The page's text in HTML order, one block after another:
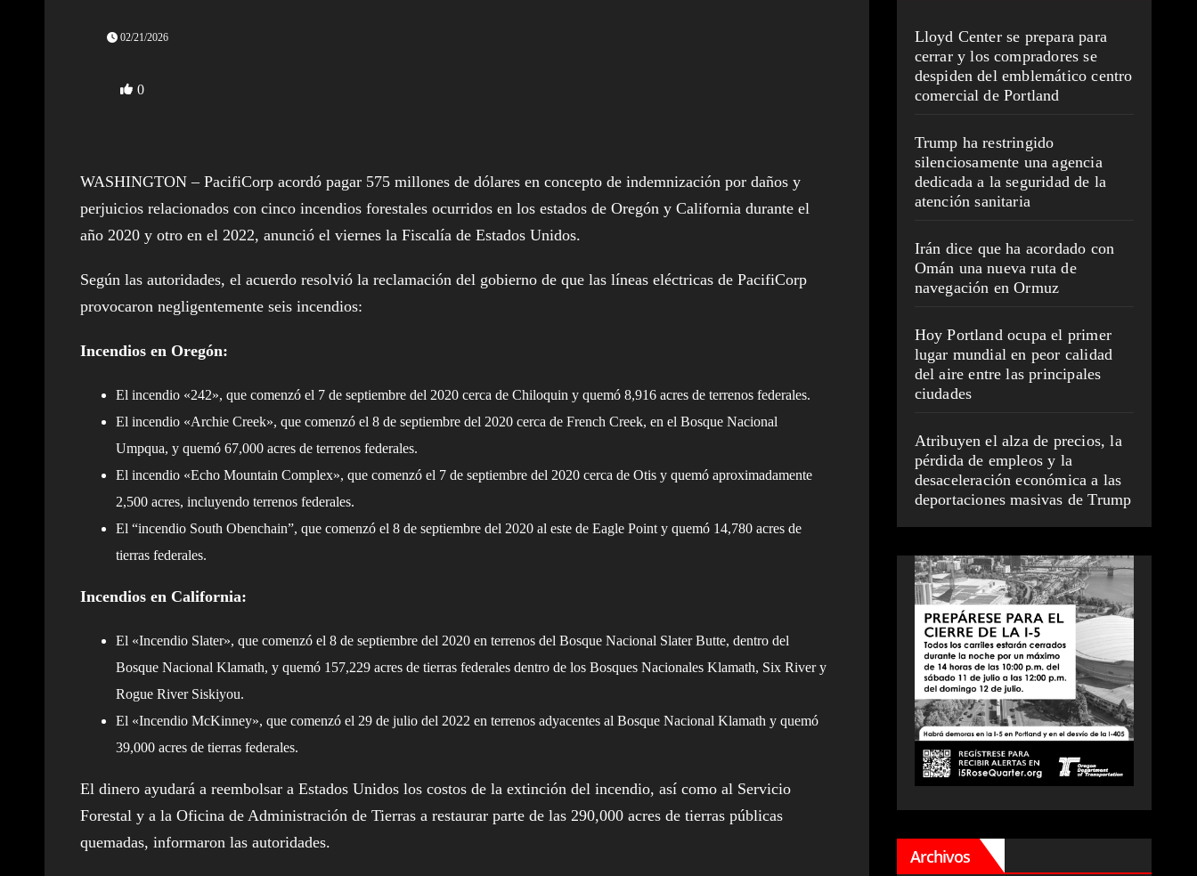
02/21/2026
0
WASHINGTON – PacifiCorp acordó pagar 575 millones de dólares en concepto de indemnización por daños y
perjuicios relacionados con cinco incendios forestales ocurridos en los estados de Oregón y California durante el
año 2020 y otro en el 2022, anunció el viernes la Fiscalía de Estados Unidos.
Según las autoridades, el acuerdo resolvió la reclamación del gobierno de que las líneas eléctricas de PacifiCorp
provocaron negligentemente seis incendios:
Incendios en Oregón:
El incendio «242», que comenzó el 7 de septiembre del 2020 cerca de Chiloquin y quemó 8,916 acres de terrenos federales.
El incendio «Archie Creek», que comenzó el 8 de septiembre del 2020 cerca de French Creek, en el Bosque Nacional
Umpqua, y quemó 67,000 acres de terrenos federales.
El incendio «Echo Mountain Complex», que comenzó el 7 de septiembre del 2020 cerca de Otis y quemó aproximadamente
2,500 acres, incluyendo terrenos federales.
El “incendio South Obenchain”, que comenzó el 8 de septiembre del 2020 al este de Eagle Point y quemó 14,780 acres de
tierras federales.
Incendios en California:
El «Incendio Slater», que comenzó el 8 de septiembre del 2020 en terrenos del Bosque Nacional Slater Butte, dentro del
Bosque Nacional Klamath, y quemó 157,229 acres de tierras federales dentro de los Bosques Nacionales Klamath, Six River y
Rogue River Siskiyou.
El «Incendio McKinney», que comenzó el 29 de julio del 2022 en terrenos adyacentes al Bosque Nacional Klamath y quemó
39,000 acres de tierras federales.
El dinero ayudará a reembolsar a Estados Unidos los costos de la extinción del incendio, así como al Servicio
Forestal y a la Oficina de Administración de Tierras a restaurar parte de las 290,000 acres de tierras públicas
quemadas, informaron las autoridades.
Lloyd Center se prepara para
cerrar y los compradores se
despiden del emblemático centro
comercial de Portland
Trump ha restringido
silenciosamente una agencia
dedicada a la seguridad de la
atención sanitaria
Irán dice que ha acordado con
Omán una nueva ruta de
navegación en Ormuz
Hoy Portland ocupa el primer
lugar mundial en peor calidad
del aire entre las principales
ciudades
Atribuyen el alza de precios, la
pérdida de empleos y la
desaceleración económica a las
deportaciones masivas de Trump
Archivos